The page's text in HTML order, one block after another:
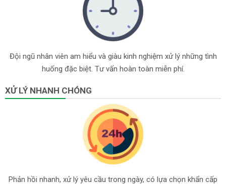
Đội ngũ nhân viên am hiểu và giàu kinh nghiệm xử lý những tình
huống đặc biệt. Tư vấn hoàn toàn miễn phí.
XỬ LÝ NHANH CHÓNG
Phản hồi nhanh, xử lý yêu cầu trong ngày, có lựa chọn khẩn cấp